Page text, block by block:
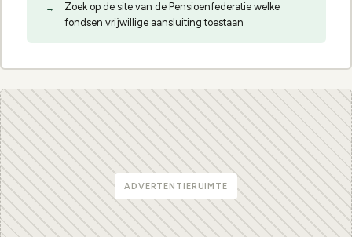
Zoek op de site van de Pensioenfederatie welke
fondsen vrijwillige aansluiting toestaan
ADVERTENTIERUIMTE